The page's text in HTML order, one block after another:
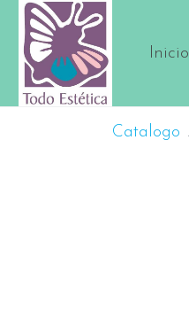
Inicio
Catalogo